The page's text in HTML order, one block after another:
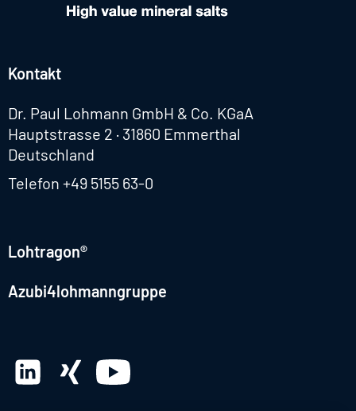
Kontakt
Dr. Paul Lohmann GmbH & Co. KGaA
Hauptstrasse 2 · 31860 Emmerthal
Deutschland
Telefon +49 5155 63-0
Lohtragon®
Azubi4lohmanngruppe